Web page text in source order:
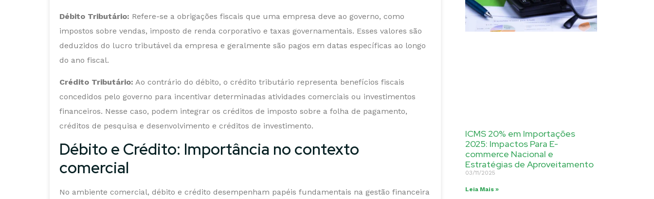
Débito Tributário: Refere-se a obrigações fiscais que uma empresa deve ao governo, como
impostos sobre vendas, imposto de renda corporativo e taxas governamentais. Esses valores são
deduzidos do lucro tributável da empresa e geralmente são pagos em datas específicas ao longo
do ano fiscal.
Crédito Tributário: Ao contrário do débito, o crédito tributário representa benefícios fiscais
concedidos pelo governo para incentivar determinadas atividades comerciais ou investimentos
financeiros. Nesse caso, podem integrar os créditos de imposto sobre a folha de pagamento,
créditos de pesquisa e desenvolvimento e créditos de investimento.
Débito e Crédito: Importância no contexto
comercial
No ambiente comercial, débito e crédito desempenham papéis fundamentais na gestão financeira
ICMS 20% em Importações
2025: Impactos Para E-
commerce Nacional e
Estratégias de Aproveitamento
03/11/2025
Leia Mais »